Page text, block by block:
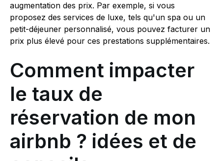
augmentation des prix. Par exemple, si vous
proposez des services de luxe, tels qu'un spa ou un
petit-déjeuner personnalisé, vous pouvez facturer un
prix plus élevé pour ces prestations supplémentaires.
Comment impacter
le taux de
réservation de mon
airbnb ? idées et de